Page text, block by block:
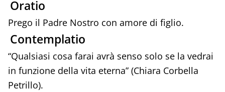
Oratio
Prego il Padre Nostro con amore di figlio.
Contemplatio
“Qualsiasi cosa farai avrà senso solo se la vedrai
in funzione della vita eterna” (Chiara Corbella
Petrillo).